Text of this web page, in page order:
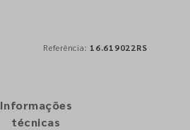
Referência: 16.619022RS
Informações
técnicas